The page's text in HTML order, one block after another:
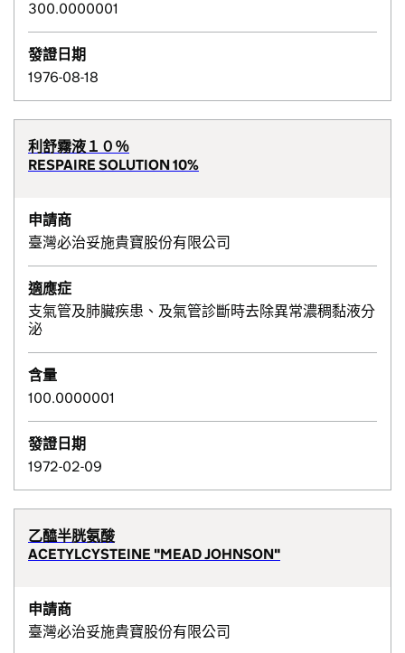
300.0000001
發證日期
1976-08-18
利舒霧液１０％
RESPAIRE SOLUTION 10%
申請商
臺灣必治妥施貴寶股份有限公司
適應症
支氣管及肺臟疾患、及氣管診斷時去除異常濃稠黏液分
泌
含量
100.0000001
發證日期
1972-02-09
乙醯半胱氨酸
ACETYLCYSTEINE "MEAD JOHNSON"
申請商
臺灣必治妥施貴寶股份有限公司